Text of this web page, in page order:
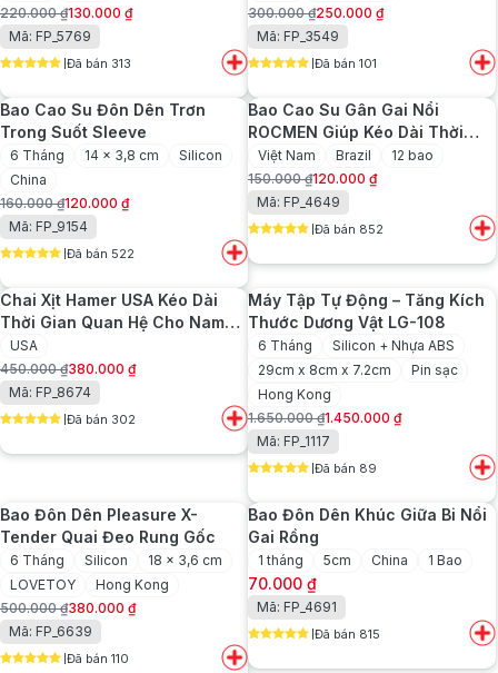
220.000₫
Giá
gốc
là:
220.000 ₫.
130.000 ₫
Giá
hiện
tại
là:
130.000 ₫.
Mã: FP_5769
Đã bán 313
300.000₫
Giá
gốc
là:
300.000 ₫.
250.000 ₫
Giá
hiện
tại
là:
250.000 ₫.
Mã: FP_3549
Đã bán 101
Bao Cao Su Đôn Dên Trơn
Trong Suốt Sleeve
6 Tháng 14 x 3,8 cm
Silicon
China
160.000₫
Giá
gốc
là:
160.000 ₫.
120.000 ₫
Giá
hiện
tại
là:
120.000 ₫.
Mã: FP_9154
Đã bán 522
Bao Cao Su Gân Gai Nổi
ROCMEN Giúp Kéo Dài Thời
Gian
Việt Nam Brazil
12 bao
150.000₫
Giá
gốc
là:
150.000 ₫.
120.000 ₫
Giá
hiện
tại
là:
120.000 ₫.
Mã: FP_4649
Đã bán 852
Chai Xịt Hamer USA Kéo Dài
Thời Gian Quan Hệ Cho Nam
Giới
USA
450.000₫
Giá
gốc
là:
450.000 ₫.
380.000 ₫
Giá
hiện
tại
là:
Mã: FP_8674
Đã bán 302
Máy Tập Tự Động – Tăng Kích
Thước Dương Vật LG-108
6 Tháng
Silicon + Nhựa ABS
29cm x 8cm x 7.2cm
Pin sạc
Hong Kong
1.650.000₫
Giá
gốc
là:
1.650.000 ₫.
1.450.000 ₫
Giá
hiện
tại
là:
1.450.000 ₫.
Mã: FP_1117
Đã bán 89
Bao Đôn Dên Pleasure X-
Tender Quai Đeo Rung Gốc
6 Tháng Silicon
18 x 3,6 cm
LOVETOY
Hong Kong
500.000₫
Giá
gốc
là:
380.000 ₫
Giá
hiện
tại
Mã: FP_6639
Đã bán 110
Bao Đôn Dên Khúc Giữa Bi Nổi
Gai Rồng
1 tháng 5cm China 1 Bao
70.000 ₫
Mã: FP_4691
Đã bán 815